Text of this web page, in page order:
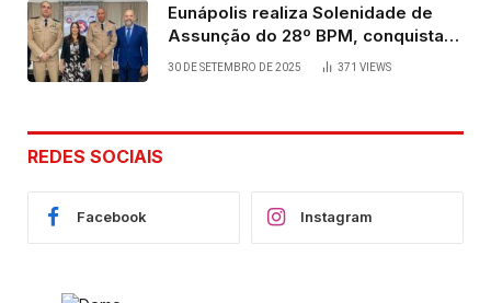
Eunápolis realiza Solenidade de
Assunção do 28º BPM, conquista
viabilizada por articulação política
30 DE SETEMBRO DE 2025 371 VIEWS
REDES SOCIAIS
Facebook Instagram